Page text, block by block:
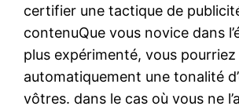
certifier une tactique de
contenuQue vous novice dans
plus expérimenté, vous
automatiquement une tonalité
vôtres. dans le cas où vous ne